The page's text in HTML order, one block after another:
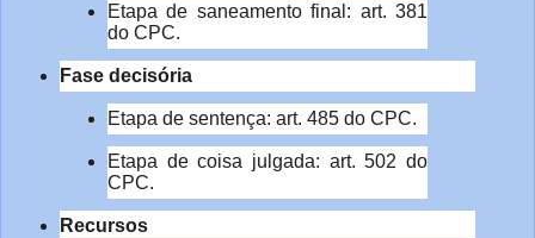
Etapa de saneamento final: art. 381
do CPC.
Fase decisória
Etapa de sentença: art. 485 do CPC.
Etapa de coisa julgada: art. 502 do
CPC.
Recursos